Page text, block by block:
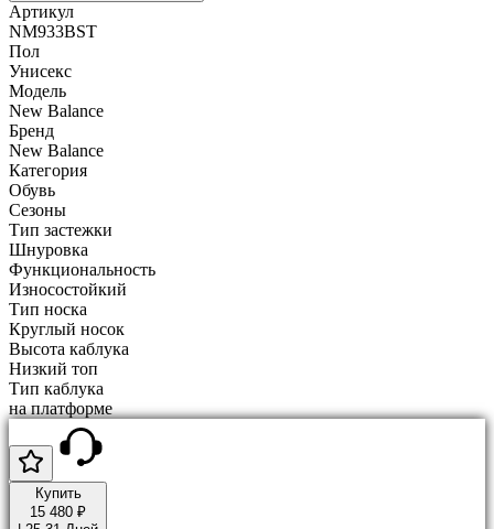
Артикул
NM933BST
Пол
Унисекс
Модель
New Balance
Бренд
New Balance
Категория
Обувь
Сезоны
Тип застежки
Шнуровка
Функциональность
Износостойкий
Тип носка
Круглый носок
Высота каблука
Низкий топ
Тип каблука
на платформе
Купить
15 480 ₽